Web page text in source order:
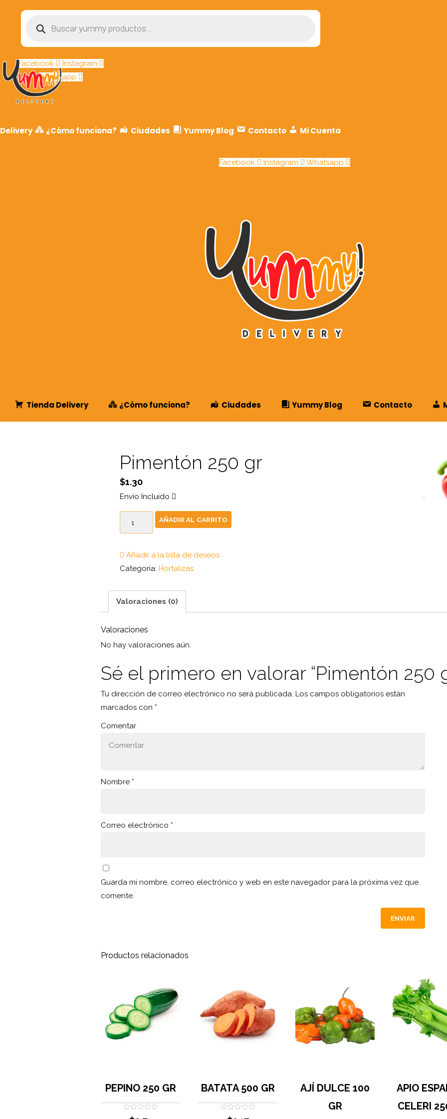
productos
Facebook
Instagram
Whatsapp
¿Cómo funciona? Ciudades Yummy Blog Contacto Mi Cuenta
Facebook Instagram Whatsapp
Tienda Delivery ¿Cómo funciona? Ciudades Yummy Blog Contacto
Pimentón 250 gr
$1.30
Envío Incluido
250
cantidad
AÑADIR AL CARRITO
Añadir a la lista de deseos
Categoría: Hortalizas
Valoraciones (0)
Valoraciones
No hay valoraciones aún.
Sé el primero en valorar “Pimentón 250
Tu dirección de correo electrónico no será publicada. Los campos obligatorios están
marcados con *
Comentar
Nombre *
Correo electrónico *
Guarda mi nombre, correo electrónico y web en este navegador para la próxima vez que
comente.
Productos relacionados
PEPINO 250 GR
Valorado
BATATA 500 GR
Valorado
AJÍ DULCE 100
GR
APIO
CELERI